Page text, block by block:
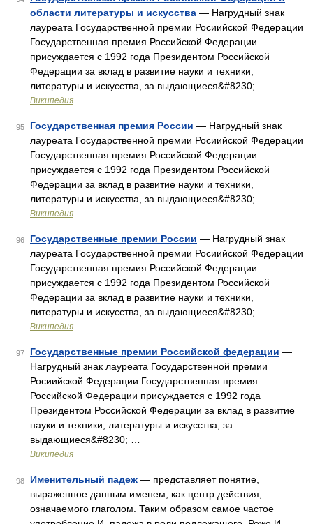
области литературы и искусства — Нагрудный знак
лауреата Государственной премии Росиийской Федерации
Государственная премия Российской Федерации
присуждается с 1992 года Президентом Российской
Федерации за вклад в развитие науки и техники,
литературы и искусства, за выдающиеся&#8230; …
Википедия
95 Государственная премия России — Нагрудный знак
лауреата Государственной премии Росиийской Федерации
Государственная премия Российской Федерации
присуждается с 1992 года Президентом Российской
Федерации за вклад в развитие науки и техники,
литературы и искусства, за выдающиеся&#8230; …
Википедия
96 Государственные премии России — Нагрудный знак
лауреата Государственной премии Росиийской Федерации
Государственная премия Российской Федерации
присуждается с 1992 года Президентом Российской
Федерации за вклад в развитие науки и техники,
литературы и искусства, за выдающиеся&#8230; …
Википедия
97 Государственные премии Российской федерации —
Нагрудный знак лауреата Государственной премии
Росиийской Федерации Государственная премия
Российской Федерации присуждается с 1992 года
Президентом Российской Федерации за вклад в развитие
науки и техники, литературы и искусства, за
выдающиеся&#8230; …
Википедия
98 Именительный падеж — представляет понятие,
выраженное данным именем, как центр действия,
означаемого глаголом. Таким образом самое частое